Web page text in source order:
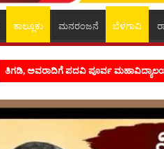
ತಾಲ್ಲೂಕು ಮನರಂಜನೆ ಬೆಳಗಾವಿ
ತಿಗಡಿ, ಅವರಾದಿಗೆ ಪದವಿ ಪೂರ್ವ